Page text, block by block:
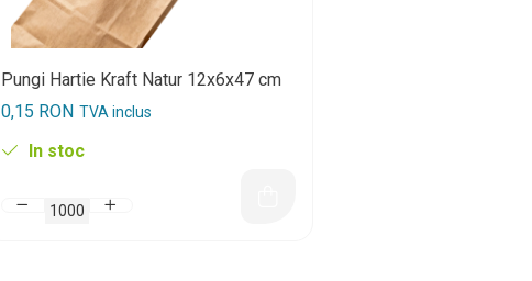
Pungi Hartie Kraft Natur 12x6x47 cm
0,15 RON TVA inclus
In stoc